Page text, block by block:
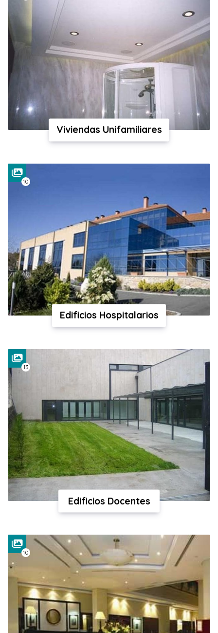
Viviendas Unifamiliares
Edificios Hospitalarios
10
Edificios Docentes
13
10